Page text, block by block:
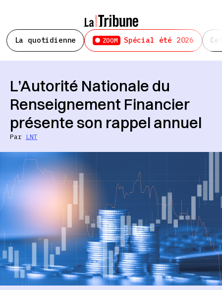
La quotidienne ZOOM Spécial été 2026
L’Autorité Nationale du
Renseignement Financier
présente son rappel annuel
Par LNT